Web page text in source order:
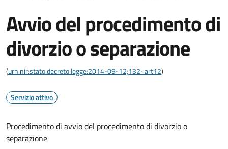
Avvio del procedimento di
divorzio o separazione
(urn:nir:stato:decreto.legge:2014-09-12;132~art12)
Servizio attivo
Procedimento di avvio del procedimento di divorzio o
separazione